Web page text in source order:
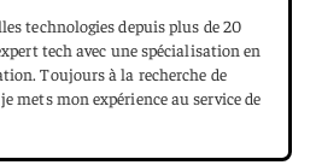
technologies depuis plus de 20
tech avec une spécialisation en
Toujours à la recherche de
mets mon expérience au service de